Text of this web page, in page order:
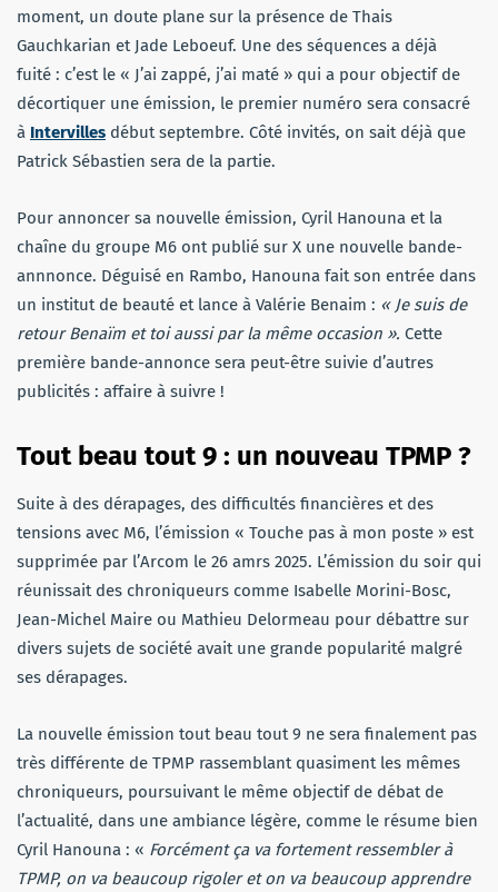
moment, un doute plane sur la présence de Thais
Gauchkarian et Jade Leboeuf. Une des séquences a déjà
fuité : c’est le « J’ai zappé, j’ai maté » qui a pour objectif de
décortiquer une émission, le premier numéro sera consacré
à Intervilles début septembre. Côté invités, on sait déjà que
Patrick Sébastien sera de la partie.
Pour annoncer sa nouvelle émission, Cyril Hanouna et la
chaîne du groupe M6 ont publié sur X une nouvelle bande-
annnonce. Déguisé en Rambo, Hanouna fait son entrée dans
un institut de beauté et lance à Valérie Benaim : « Je suis de
retour Benaïm et toi aussi par la même occasion ». Cette
première bande-annonce sera peut-être suivie d’autres
publicités : affaire à suivre !
Tout beau tout 9 : un nouveau TPMP ?
Suite à des dérapages, des difficultés financières et des
tensions avec M6, l’émission « Touche pas à mon poste » est
supprimée par l’Arcom le 26 amrs 2025. L’émission du soir qui
réunissait des chroniqueurs comme Isabelle Morini-Bosc,
Jean-Michel Maire ou Mathieu Delormeau pour débattre sur
divers sujets de société avait une grande popularité malgré
ses dérapages.
La nouvelle émission tout beau tout 9 ne sera finalement pas
très différente de TPMP rassemblant quasiment les mêmes
chroniqueurs, poursuivant le même objectif de débat de
l’actualité, dans une ambiance légère, comme le résume bien
Cyril Hanouna : « Forcément ça va fortement ressembler à
TPMP, on va beaucoup rigoler et on va beaucoup apprendre